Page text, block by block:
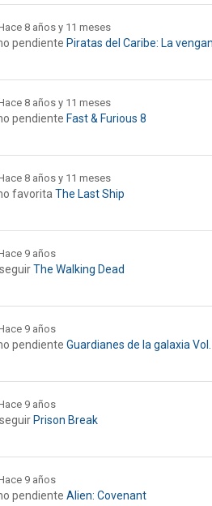
8 años y 11 meses
pendiente Piratas del Caribe: La
8 años y 11 meses
pendiente Fast & Furious 8
8 años y 11 meses
favorita The Last Ship
9 años
The Walking Dead
9 años
pendiente Guardianes de la galaxia
9 años
Prison Break
9 años
pendiente Alien: Covenant